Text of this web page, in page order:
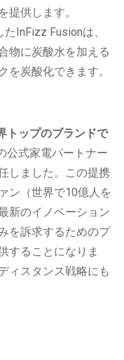
提供します。
InFizz Fusionは、
物に炭酸水を加える
を炭酸化できます。
トップのブランドで
公式家電パートナー
しました。この提携
ン（世界で10億人を
新のイノベーション
を訴求するためのプ
することになりま
ィスタンス戦略にも